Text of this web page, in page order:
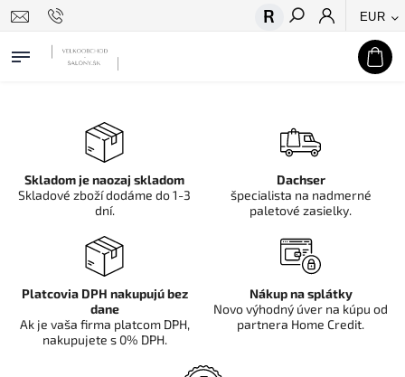
EUR
Hľadať
Skladom je naozaj skladom
Skladové zboží dodáme do 1-3
dní.
Dachser
špecialista na nadmerné
paletové zasielky.
Platcovia DPH nakupujú bez
dane
Ak je vaša firma platcom DPH,
nakupujete s 0% DPH.
Nákup na splátky
Novo výhodný úver na kúpu od
partnera Home Credit.